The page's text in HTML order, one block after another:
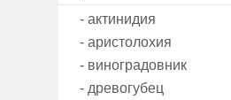
- актинидия
- аристолохия
- виноградовник
- древогубец